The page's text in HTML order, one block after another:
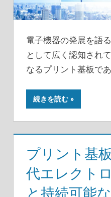
電子機器の発展を語
として広く認知され
なるプリント基板であ
続きを読む
プリント基
代エレクト
と持続可能